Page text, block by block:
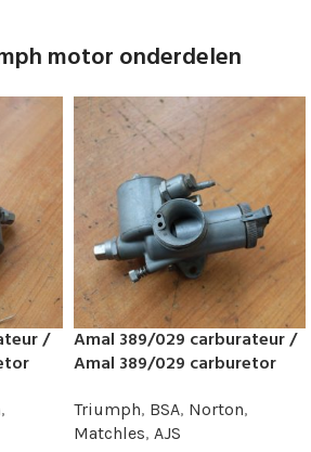
motor onderdelen
/
,
Amal 389/029 carburateur /
Amal 389/029 carburetor
Triumph, BSA, Norton,
Matchles, AJS